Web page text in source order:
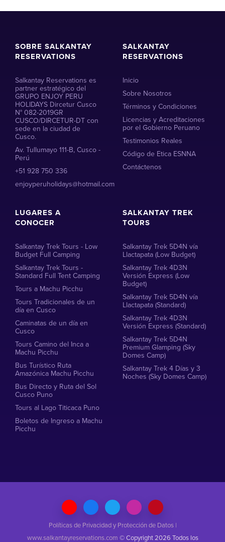
SOBRE SALKANTAY
RESERVATIONS
Salkantay Reservations es
partner estratégico del
GRUPO ENJOY PERU
HOLIDAYS Dircetur Cusco
N° 082-2019GR
CUSCO/DIRCETUR-DT con
sede en la ciudad de
Cusco.
Av. Tullumayo 111-B, Cusco -
Perú
+51 928 750 336
enjoyperuholidays@hotmail.com
SALKANTAY
RESERVATIONS
Inicio
Sobre Nosotros
Términos y Condiciones
Licencias y Acreditaciones
por el Gobierno Peruano
Testimonios Reales
Código de Etica ESNNA
Contáctenos
LUGARES A
CONOCER
Salkantay Trek Tours - Low
Budget Full Camping
Salkantay Trek Tours -
Standard Full Tent Camping
Tours a Machu Picchu
Tours Tradicionales de un
día en Cusco
Caminatas de un día en
Cusco
Tours Camino del Inca a
Machu Picchu
Bus Turístico Ruta
Amazónica Machu Picchu
Bus Directo y Ruta del Sol
Cusco Puno
Tours al Lago Titicaca Puno
Boletos de Ingreso a Machu
Picchu
SALKANTAY TREK
TOURS
Salkantay Trek 5D4N vía
Llactapata (Low Budget)
Salkantay Trek 4D3N
Versión Express (Low
Budget)
Salkantay Trek 5D4N vía
Llactapata (Standard)
Salkantay Trek 4D3N
Versión Express (Standard)
Salkantay Trek 5D4N
Premium Glamping (Sky
Domes Camp)
Salkantay Trek 4 Días y 3
Noches (Sky Domes Camp)
Políticas de Privacidad y Protección de Datos|
www.salkantayreservations.com © Copyright 2026 Todos los